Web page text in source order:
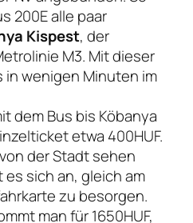
200E alle paar
Kispest, der
M3. Mit dieser
in wenigen Minuten im
dem Bus bis Köbanya
etwa 400HUF.
der Stadt sehen
sich an, gleich am
zu besorgen.
man für 1650HUF,